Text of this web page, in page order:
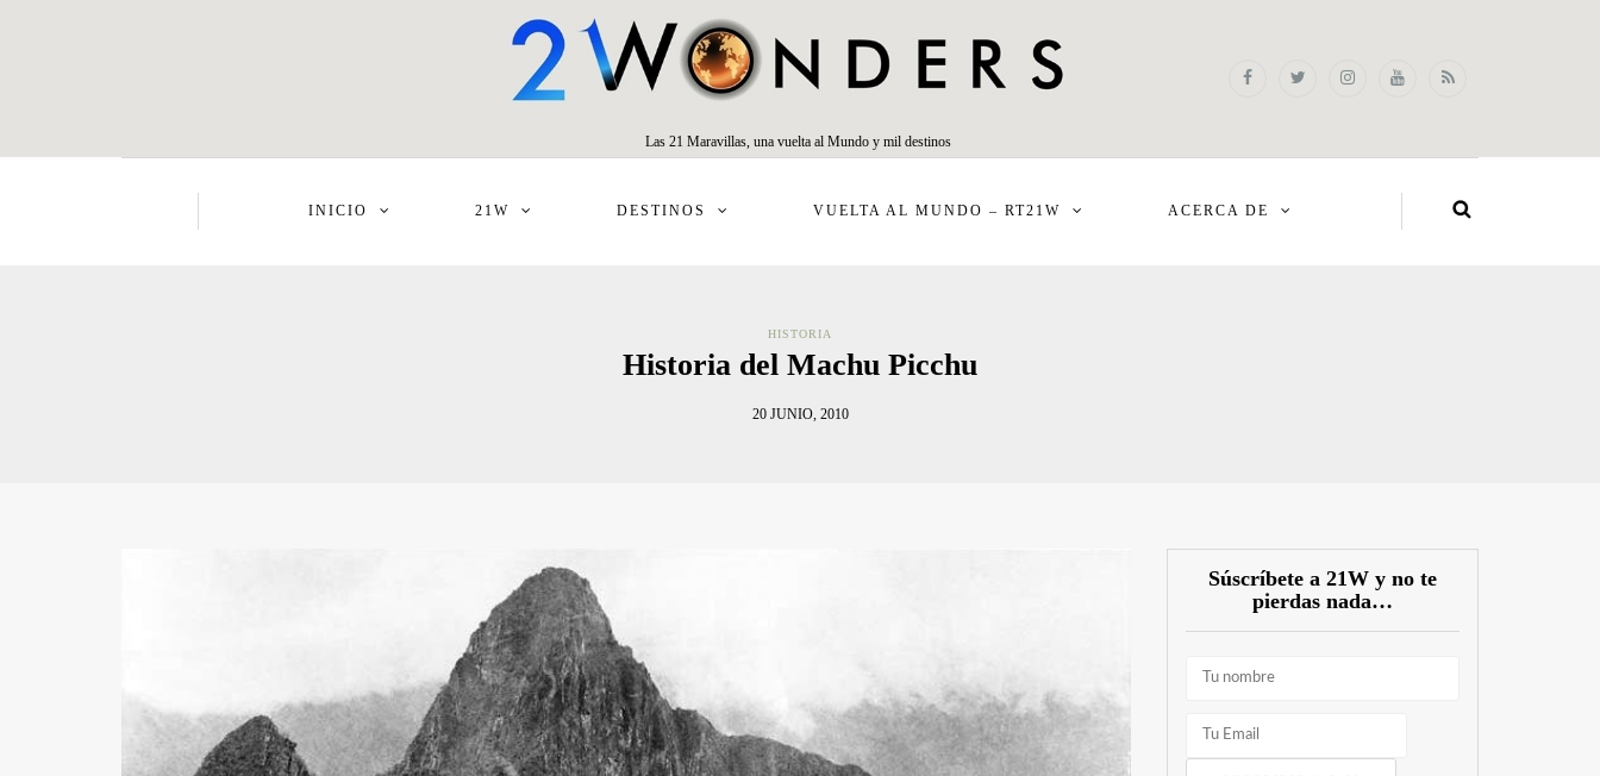
Las 21 Maravillas, una vuelta al Mundo y mil destinos
INICIO 21W DESTINOS VUELTA AL MUNDO – RT21W ACERCA DE
HISTORIA
Historia del Machu Picchu
20 JUNIO, 2010
Súscríbete a 21W y no te
pierdas nada…